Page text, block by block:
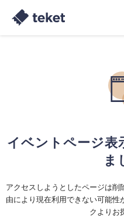
イベントページ表
ま
アクセスしようとしたページは
由により現在利用できない可能
クよりお